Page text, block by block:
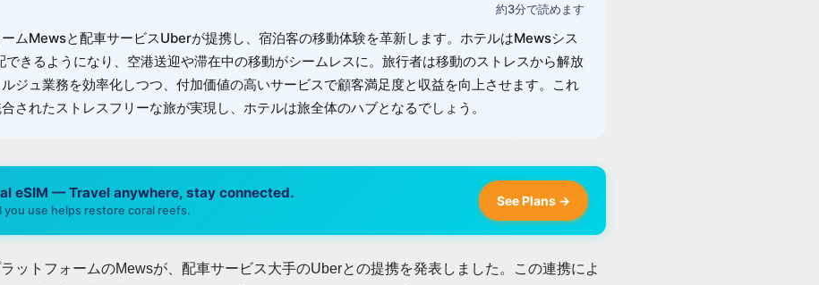
約3分で読めます
ムMewsと配車サービスUberが提携し、宿泊客の移動体験を革新します。ホテルはMewsシス
きるようになり、空港送迎や滞在中の移動がシームレスに。旅行者は移動のストレスから解放
ジュ業務を効率化しつつ、付加価値の高いサービスで顧客満足度と収益を向上させます。これ
されたストレスフリーな旅が実現し、ホテルは旅全体のハブとなるでしょう。
eSIM — Travel anywhere, stay connected.
you use helps restore coral reefs.
See Plans →
ットフォームのMewsが、配車サービス大手のUberとの提携を発表しました。この連携によ